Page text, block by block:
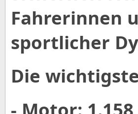
Fahrerinnen
sportlicher
Die